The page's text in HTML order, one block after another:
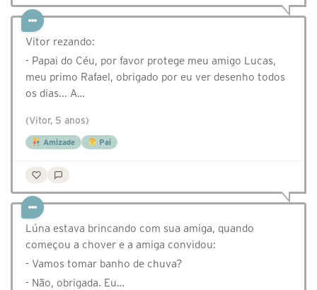
Vitor rezando:
- Papai do Céu, por favor protege meu amigo Lucas,
meu primo Rafael, obrigado por eu ver desenho todos
os dias... A…
(Vitor, 5 anos)
Amizade Pai
Lúna estava brincando com sua amiga, quando
começou a chover e a amiga convidou:
- Vamos tomar banho de chuva?
- Não, obrigada. Eu…